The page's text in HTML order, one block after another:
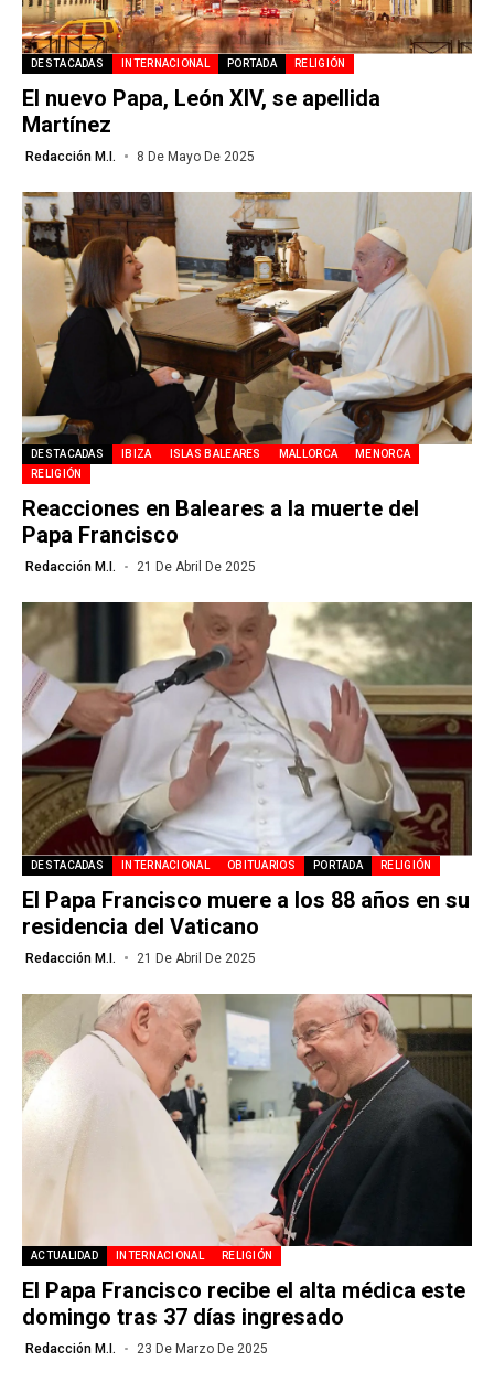
DESTACADAS INTERNACIONAL PORTADA RELIGIÓN
El nuevo Papa, León XIV, se apellida
Martínez
Redacción M.I. 8 De Mayo De 2025
DESTACADAS IBIZA ISLAS BALEARES MALLORCA
MENORCA
RELIGIÓN
Reacciones en Baleares a la muerte del
Papa Francisco
Redacción M.I. 21 De Abril De 2025
DESTACADAS INTERNACIONAL OBITUARIOS PORTADA RELIGIÓN
El Papa Francisco muere a los 88 años en su
residencia del Vaticano
Redacción M.I. 21 De Abril De 2025
ACTUALIDAD INTERNACIONAL RELIGIÓN
El Papa Francisco recibe el alta médica este
domingo tras 37 días ingresado
Redacción M.I. 23 De Marzo De 2025